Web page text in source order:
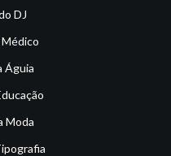
DJ
Águia
Moda